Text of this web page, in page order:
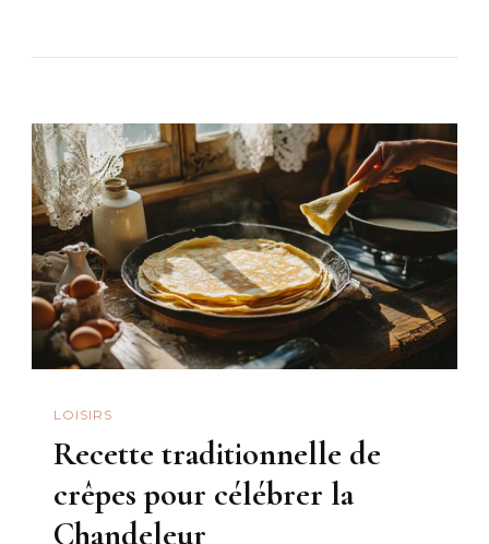
LOISIRS
Recette traditionnelle de
crêpes pour célébrer la
Chandeleur